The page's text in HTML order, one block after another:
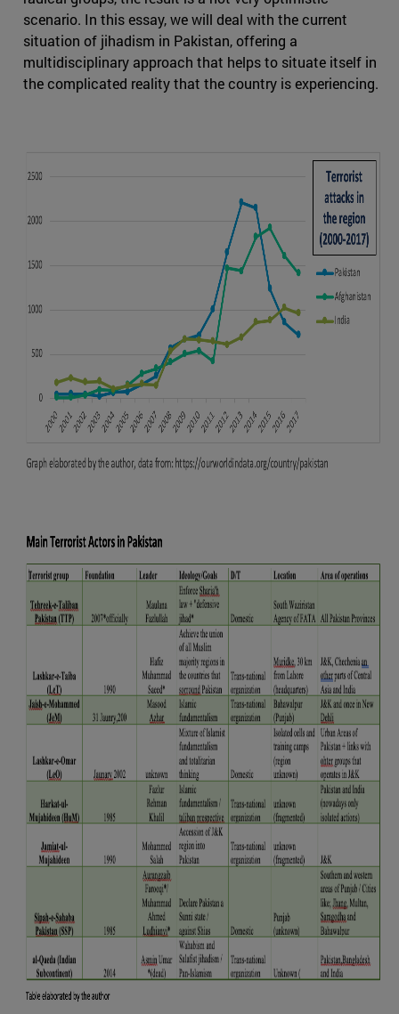
scenario. In this essay, we will deal with the current
situation of jihadism in Pakistan, offering a
multidisciplinary approach that helps to situate itself in
the complicated reality that the country is experiencing.